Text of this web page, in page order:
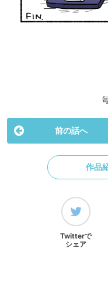
前の話へ
作品
Twitterで
シェア